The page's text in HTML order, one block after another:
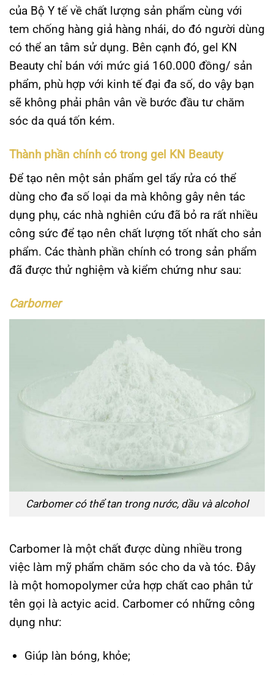
của Bộ Y tế về chất lượng sản phẩm cùng với
tem chống hàng giả hàng nhái, do đó người dùng
có thể an tâm sử dụng. Bên cạnh đó, gel KN
Beauty chỉ bán với mức giá 160.000 đồng/ sản
phẩm, phù hợp với kinh tế đại đa số, do vậy bạn
sẽ không phải phân vân về bước đầu tư chăm
sóc da quá tốn kém.
Thành phần chính có trong gel KN Beauty
Để tạo nên một sản phẩm gel tẩy rửa có thể
dùng cho đa số loại da mà không gây nên tác
dụng phụ, các nhà nghiên cứu đã bỏ ra rất nhiều
công sức để tạo nên chất lượng tốt nhất cho sản
phẩm. Các thành phần chính có trong sản phẩm
đã được thử nghiệm và kiểm chứng như sau:
Carbomer
Carbomer có thể tan trong nước, dầu và alcohol
Carbomer là một chất được dùng nhiều trong
việc làm mỹ phẩm chăm sóc cho da và tóc. Đây
là một homopolymer cửa hợp chất cao phân tử
tên gọi là actyic acid. Carbomer có những công
dụng như:
Giúp làn bóng, khỏe;